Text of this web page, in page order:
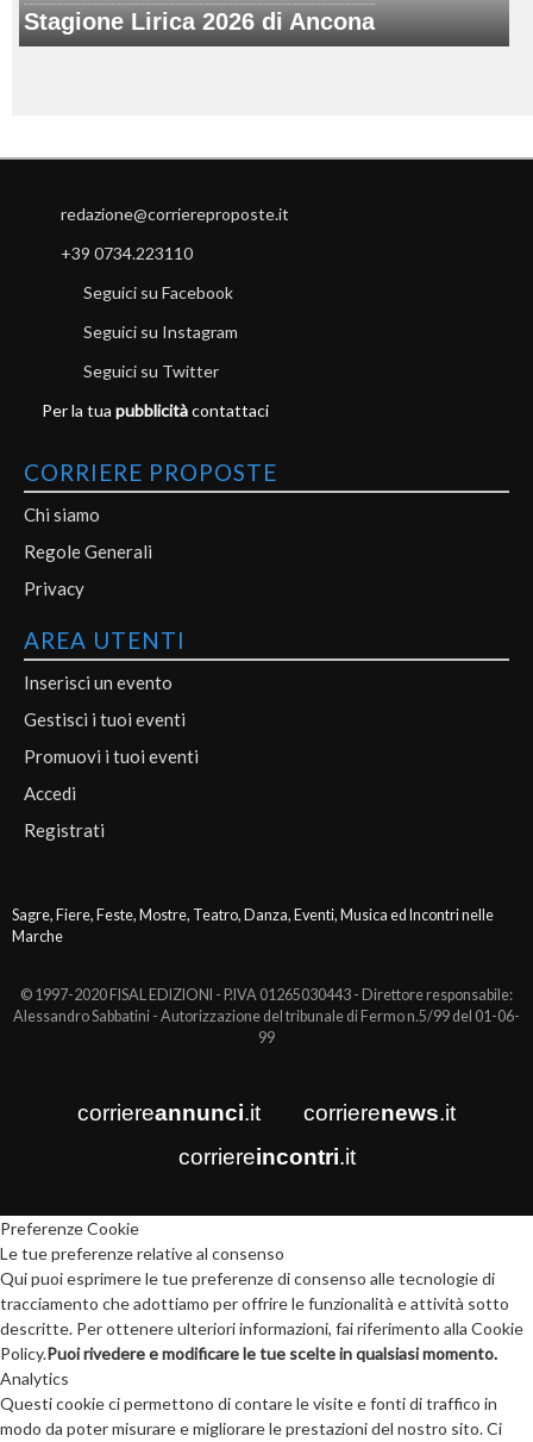
Stagione Lirica 2026 di Ancona
redazione@corriereproposte.it
+39 0734.223110
Seguici su Facebook
Seguici su Instagram
Seguici su Twitter
Per la tua pubblicitàcontattaci
CORRIERE PROPOSTE
Chi siamo
Regole Generali
Privacy
AREA UTENTI
Inserisci un evento
Gestisci i tuoi eventi
Promuovi i tuoi eventi
Accedi
Registrati
Sagre, Fiere, Feste, Mostre, Teatro, Danza, Eventi, Musica ed Incontri nelle
Marche
© 1997-2020 FISAL EDIZIONI - P.IVA 01265030443 - Direttore responsabile:
Alessandro Sabbatini - Autorizzazione del tribunale di Fermo n.5/99 del 01-06-
99
corriereannunci.it corrierenews.it
corriereincontri.it
Preferenze Cookie
Le tue preferenze relative al consenso
Qui puoi esprimere le tue preferenze di consenso alle tecnologie di
tracciamento che adottiamo per offrire le funzionalità e attività sotto
descritte. Per ottenere ulteriori informazioni, fai riferimento alla Cookie
Policy.Puoi rivedere e modificare le tue scelte in qualsiasi momento.
Analytics
Questi cookie ci permettono di contare le visite e fonti di traffico in
modo da poter misurare e migliorare le prestazioni del nostro sito. Ci